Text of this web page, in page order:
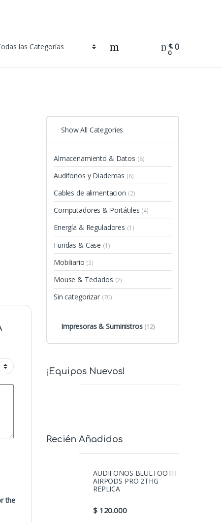
0
$0
the
Show All Categories
Almacenamiento & Datos (8)
Audifonos y Diademas (8)
Cables de alimentacion (2)
Computadores & Portátiles (4)
Energía & Reguladores (1)
Fundas & Case (1)
Mobiliario (3)
Mouse & Teclados (2)
Sin categorizar (70)
Impresoras & Suministros (12)
¡Equipos Nuevos!
Recién Añadidos
AUDIFONOS BLUETOOTH
AIRPODS PRO 2THG
REPLICA
$120.000